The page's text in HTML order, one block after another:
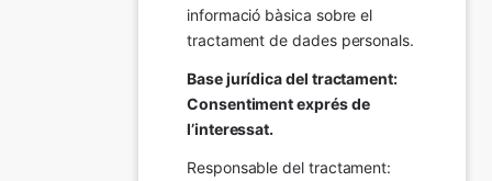
informació bàsica sobre el
tractament de dades personals.
Base jurídica del tractament:
Consentiment exprés de
l’interessat.
Responsable del tractament: